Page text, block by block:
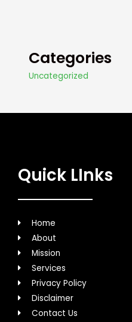
Categories
Uncategorized
Quick LInks
Home
About
Mission
Services
Privacy Policy
Disclaimer
Contact Us